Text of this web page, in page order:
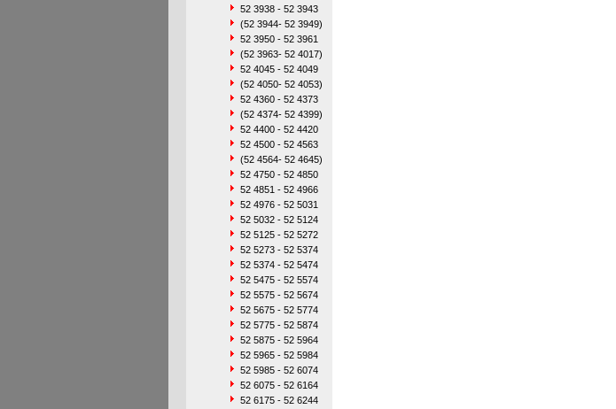
52 3938 - 52 3943
(52 3944- 52 3949)
52 3950 - 52 3961
(52 3963- 52 4017)
52 4045 - 52 4049
(52 4050- 52 4053)
52 4360 - 52 4373
(52 4374- 52 4399)
52 4400 - 52 4420
52 4500 - 52 4563
(52 4564- 52 4645)
52 4750 - 52 4850
52 4851 - 52 4966
52 4976 - 52 5031
52 5032 - 52 5124
52 5125 - 52 5272
52 5273 - 52 5374
52 5374 - 52 5474
52 5475 - 52 5574
52 5575 - 52 5674
52 5675 - 52 5774
52 5775 - 52 5874
52 5875 - 52 5964
52 5965 - 52 5984
52 5985 - 52 6074
52 6075 - 52 6164
52 6175 - 52 6244